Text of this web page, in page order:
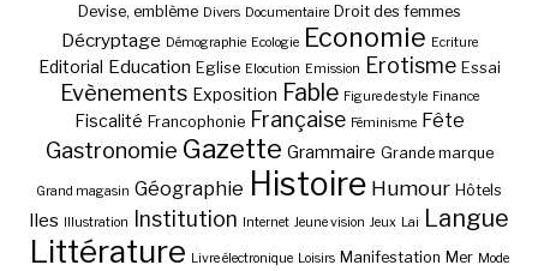
Devise, emblème Divers Documentaire Droit des femmes
Décryptage Démographie Ecologie Economie Ecriture
Editorial Education Eglise Elocution Emission Erotisme Essai
Evènements Exposition Fable Figure de style Finance
Fiscalité Francophonie Française Féminisme Fête
Gastronomie Gazette Grammaire Grande marque
Grand magasin Géographie Histoire Humour Hôtels
Iles Illustration Institution Internet Jeune vision Jeux Lai Langue
Littérature Livre électronique Loisirs Manifestation Mer Mode